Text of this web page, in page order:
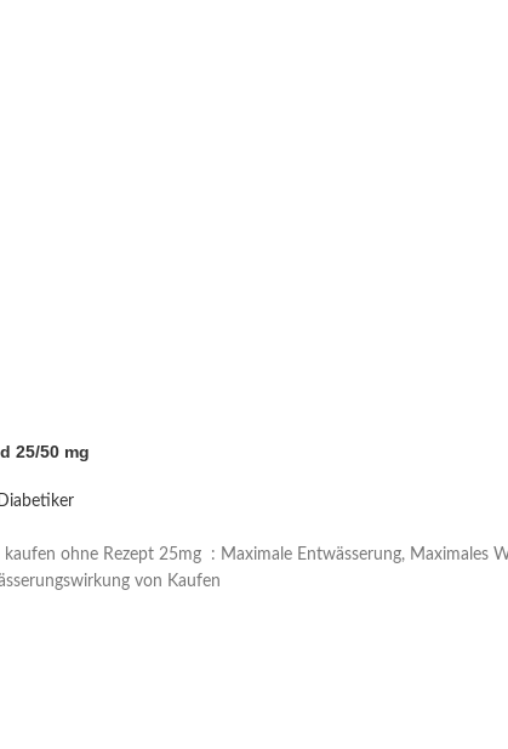
25/50 mg
range: €40 through €50
ohne Rezept 25mg : Maximale Entwässerung, Maximales
von Kaufen